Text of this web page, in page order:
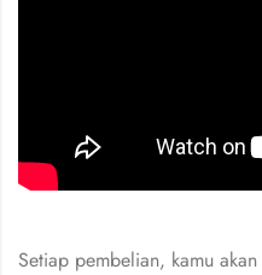
Setiap pembelian, kamu